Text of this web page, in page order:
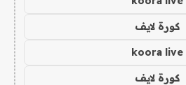
كورة لايف
koora live
كورة لايف